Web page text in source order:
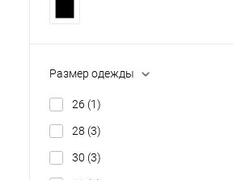
Размер одежды
26 (1)
28 (3)
30 (3)